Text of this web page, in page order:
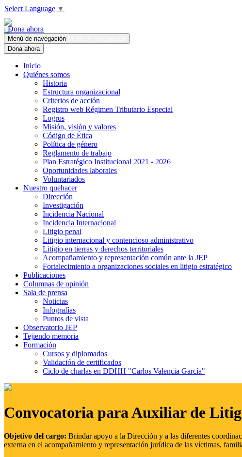
Select Language ▼
Dona ahora
Menú de navegación
Dona ahora
Inicio
Quiénes somos
Historia
Estructura organizacional
Criterios de acción
Registro web Régimen Tributario Especial
Logros
Misión, visión y valores
Código de Ética
Política de género
Reglamento de trabajo
Plan Estratégico Institucional 2021 - 2026
Oportunidades laborales
Voluntariados
Nuestro quehacer
Dirección
Investigación
Incidencia Nacional
Incidencia Internacional
Litigio penal
Litigio internacional y contencioso administrativo
Litigio en tierras y derechos territoriales
Acompañamiento y representación común ante la JEP
Fortalecimiento a organizaciones sociales en litigio estratégico
Publicaciones
Columnas de opinión
Sala de prensa
Noticias
Infografías
Puntos de vista
Observatorio JEP
Tejiendo memoria
Formación
Cursos y diplomados
Validación de certificados
Ciclo de charlas en DDHH "Carlos Valencia García"
Convocatoria para Auxiliar de
Objetivo del cargo: Brindar apoyo a la Dirección y a las diferentes
externa en el acompañamiento y representación jurídica de las víctimas,